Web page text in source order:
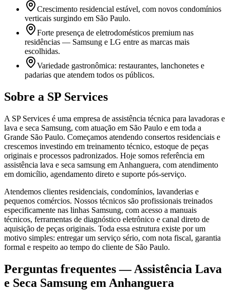
Crescimento residencial estável, com novos condomínios
verticais surgindo em São Paulo.
Forte presença de eletrodomésticos premium nas
residências — Samsung e LG entre as marcas mais
escolhidas.
Variedade gastronômica: restaurantes, lanchonetes e
padarias que atendem todos os públicos.
Sobre a SP Services
A SP Services é uma empresa de assistência técnica para lavadoras e
lava e seca Samsung, com atuação em São Paulo e em toda a
Grande São Paulo. Começamos atendendo consertos residenciais e
crescemos investindo em treinamento técnico, estoque de peças
originais e processos padronizados. Hoje somos referência em
assistência lava e seca samsung em Anhanguera, com atendimento
em domicílio, agendamento direto e suporte pós-serviço.
Atendemos clientes residenciais, condomínios, lavanderias e
pequenos comércios. Nossos técnicos são profissionais treinados
especificamente nas linhas Samsung, com acesso a manuais
técnicos, ferramentas de diagnóstico eletrônico e canal direto de
aquisição de peças originais. Toda essa estrutura existe por um
motivo simples: entregar um serviço sério, com nota fiscal, garantia
formal e respeito ao tempo do cliente de São Paulo.
Perguntas frequentes —Assistência Lava
e Seca Samsung em Anhanguera